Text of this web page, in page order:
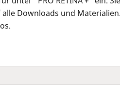
Downloads und